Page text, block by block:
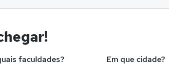
faculdades? Em que cidade?